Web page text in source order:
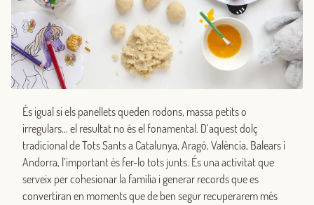
És igual si els panellets queden rodons, massa petits o
irregulars… el resultat no és el fonamental. D’aquest dolç
tradicional de Tots Sants a Catalunya, Aragó, València, Balears i
Andorra, l’important és fer-lo tots junts. És una activitat que
serveix per cohesionar la família i generar records que es
convertiran en moments que de ben segur recuperarem més